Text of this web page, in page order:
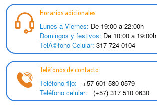
Horarios adicionales
Lunes a Viernes: De 19:00 a 22:00h
Domingos y festivos: De 10:00 a 19:00h
TelÃ©fono Celular: 317 724 0104
Teléfonos de contacto
Teléfono fijo:
+57 601 580 0579
Teléfono celular:
(+57) 317 510 0630